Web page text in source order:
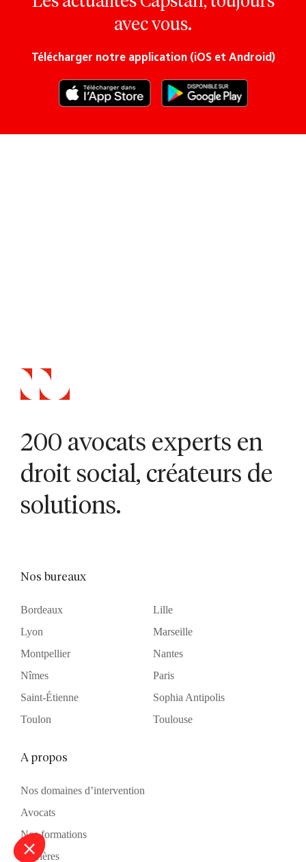
avec vous.
Télécharger notre application (iOS et Android)
200 avocats experts en
droit social, créateurs de
solutions.
Nos bureaux
Bordeaux
Lille
Lyon
Marseille
Montpellier
Nantes
Nîmes
Paris
Saint-Étienne
Sophia Antipolis
Toulon
Toulouse
A propos
Nos domaines d’intervention
Avocats
Nos formations
Carrières